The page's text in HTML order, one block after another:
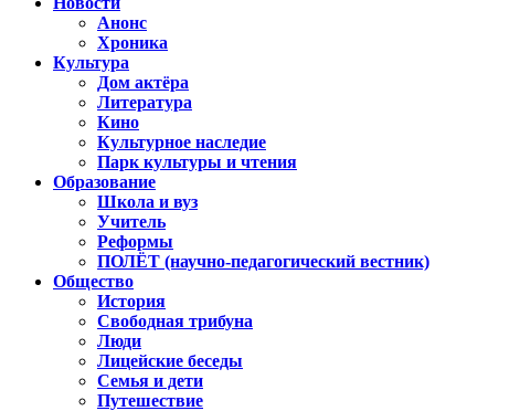
Анонс
Хроника
Культура
Дом актёра
Литература
Кино
Культурное наследие
Парк культуры и чтения
Образование
Школа и вуз
Учитель
Реформы
ПОЛЁТ (научно-педагогический вестник)
Общество
История
Свободная трибуна
Люди
Лицейские беседы
Семья и дети
Путешествие